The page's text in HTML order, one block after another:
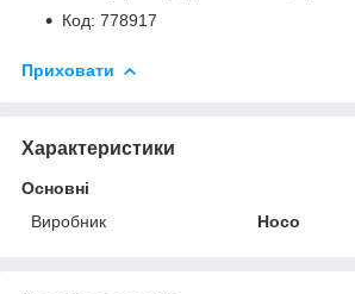
Код: 778917
Приховати
Характеристики
Основні
Виробник
Hoco